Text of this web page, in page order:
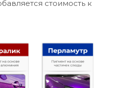
стоимость к